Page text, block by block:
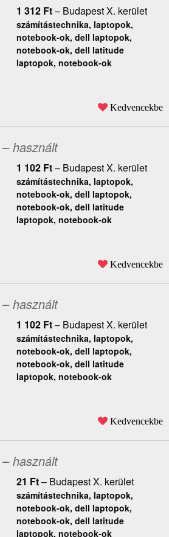
1 312 Ft– Budapest X. kerület
számítástechnika, laptopok,
notebook-ok, dell laptopok,
notebook-ok, dell latitude
laptopok, notebook-ok
Kedvencekbe
– használt
1 102 Ft– Budapest X. kerület
számítástechnika, laptopok,
notebook-ok, dell laptopok,
notebook-ok, dell latitude
laptopok, notebook-ok
Kedvencekbe
– használt
1 102 Ft– Budapest X. kerület
számítástechnika, laptopok,
notebook-ok, dell laptopok,
notebook-ok, dell latitude
laptopok, notebook-ok
Kedvencekbe
– használt
21 Ft– Budapest X. kerület
számítástechnika, laptopok,
notebook-ok, dell laptopok,
notebook-ok, dell latitude
laptopok, notebook-ok